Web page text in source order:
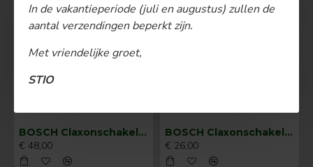
In de vakantieperiode (juli en augustus) zullen de
aantal verzendingen beperkt zijn.
Met vriendelijke groet,
STIO
BOSCH Claxonschakelaar opbouw ⌀ 35 mm 0343013001
€ 48,00
BOSCH Claxonschakelaar opbouw ⌀26 mm 0343007001
€ 26,00